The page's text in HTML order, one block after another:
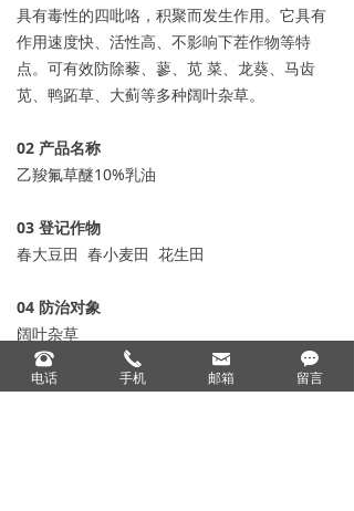
具有毒性的四吡咯，积聚而发生作用。它具有
作用速度快、活性高、不影响下茬作物等特
点。可有效防除藜、蓼、苋 菜、龙葵、马齿
苋、鸭跖草、大蓟等多种阔叶杂草。
02 产品名称
乙羧氟草醚10%乳油
03 登记作物
春大豆田 春小麦田 花生田
04 防治对象
阔叶杂草
05登记用量
뀰
电话
끅
手机
낂
邮箱
끁
留言